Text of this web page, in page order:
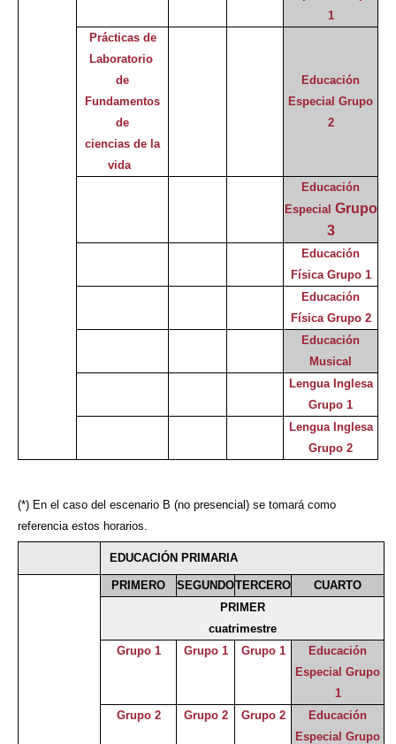
1
Prácticas de
Laboratorio
de
Fundamentos
de
ciencias de la
vida
Educación
Especial Grupo
2
Educación
Especial Grupo
3
Educación
Física Grupo 1
Educación
Física Grupo 2
Educación
Musical
Lengua Inglesa
Grupo 1
Lengua Inglesa
Grupo 2
(*) En el caso del escenario B (no presencial) se tomará como
referencia estos horarios.
EDUCACIÓN PRIMARIA
PRIMERO SEGUNDOTERCERO
CUARTO
PRIMER
cuatrimestre
Grupo 1
Grupo 1 Grupo 1
Educación
Especial Grupo
1
Grupo 2
Grupo 2 Grupo 2
Educación
Especial Grupo